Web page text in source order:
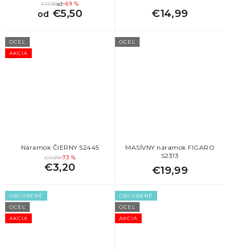
€17,99až–69 %
od €5,50 €14,99
AKCIA
OCEĽ
Náramok ČIERNY S2445
€11,99–73 %
€3,20
OCEĽ
MASÍVNY náramok FIGARO
S2313
€19,99
AKCIA
OBĽÚBENÉ
OCEĽ
AKCIA
OBĽÚBENÉ
OCEĽ